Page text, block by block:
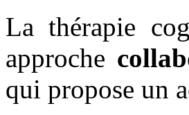
La thérapie
approche
qui propose un